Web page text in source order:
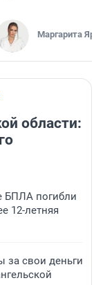
Маргарита
области:
БПЛА погибли
12-летняя
за свои деньги